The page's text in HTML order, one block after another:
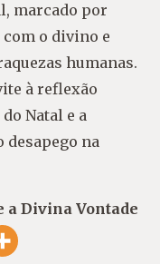
marcado por
o divino e
humanas.
à reflexão
Natal e a
desapego na
a Divina Vontade